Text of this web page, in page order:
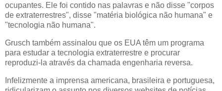
ocupantes. Ele foi contido nas palavras e não disse "corpos
de extraterrestres", disse "matéria biológica não humana" e
"tecnologia não humana".
Grusch também assinalou que os EUA têm um programa
para estudar a tecnologia extraterrestre e procurar
reproduzi-la através da chamada engenharia reversa.
Infelizmente a imprensa americana, brasileira e portuguesa,